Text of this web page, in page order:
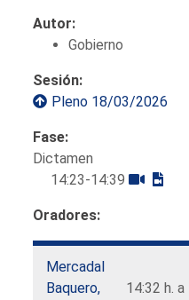
Autor:
Gobierno
Sesión:
Pleno 18/03/2026
Fase:
Dictamen
14:23-14:39
Oradores:
Mercadal
Baquero,
14:32 h. a